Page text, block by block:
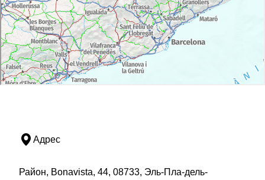
Адрес
Район, Bonavista, 44, 08733, Эль-Пла-дель-